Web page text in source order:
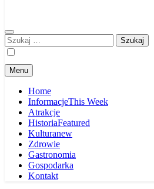
Szukaj:
Menu
Home
InformacjeThis Week
Atrakcje
HistoriaFeatured
Kulturanew
Zdrowie
Gastronomia
Gospodarka
Kontakt